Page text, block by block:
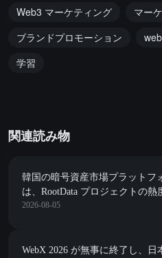
Web3 マーケティング
マー
ブランドプロモーション
学習
関連読み物
韓国の暗号資産市場プラットフ
は、RootData プロジェクトの熱
どの投資研究データに深く接続
2026-08-05
WebX 2026 が無事に終了し、日